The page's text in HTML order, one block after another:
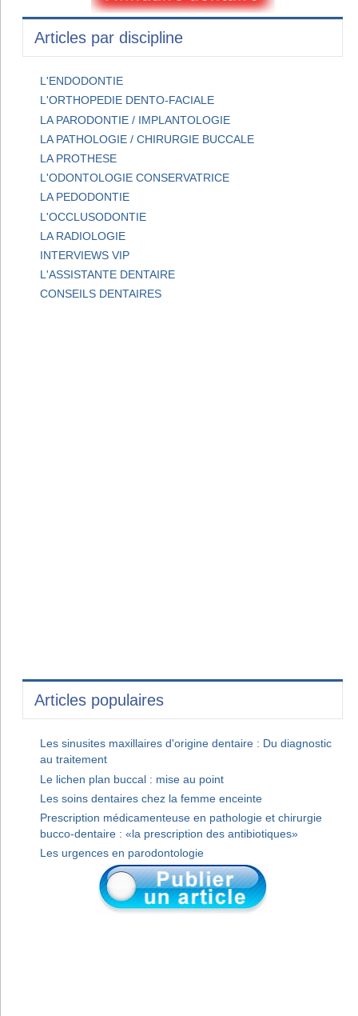
Articles par discipline
L'ENDODONTIE
L'ORTHOPEDIE DENTO-FACIALE
LA PARODONTIE / IMPLANTOLOGIE
LA PATHOLOGIE / CHIRURGIE BUCCALE
LA PROTHESE
L'ODONTOLOGIE CONSERVATRICE
LA PEDODONTIE
L'OCCLUSODONTIE
LA RADIOLOGIE
INTERVIEWS VIP
L'ASSISTANTE DENTAIRE
CONSEILS DENTAIRES
Articles populaires
Les sinusites maxillaires d'origine dentaire : Du diagnostic
au traitement
Le lichen plan buccal : mise au point
Les soins dentaires chez la femme enceinte
Prescription médicamenteuse en pathologie et chirurgie
bucco-dentaire : «la prescription des antibiotiques»
Les urgences en parodontologie